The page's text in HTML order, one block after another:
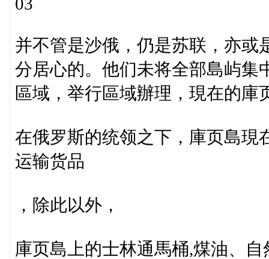
并不管是沙俄，仍是苏联，亦或
分居心的。他们未将全部島屿集
區域，举行區域辦理，現在的庫
在俄罗斯的统领之下，庫页島現
运输货品
，除此以外，
庫页島上的士林通馬桶,煤油、